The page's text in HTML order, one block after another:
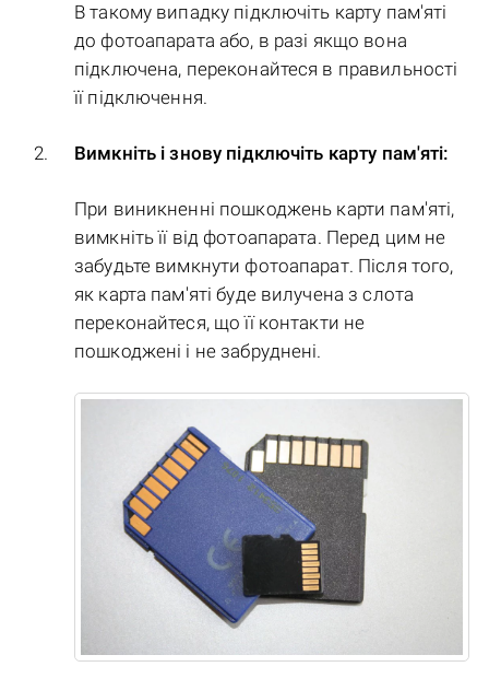
В такому випадку підключіть карту пам'яті
до фотоапарата або, в разі якщо вона
підключена, переконайтеся в правильності
її підключення.
Вимкніть і знову підключіть карту пам'яті:
При виникненні пошкоджень карти пам'яті,
вимкніть її від фотоапарата. Перед цим не
забудьте вимкнути фотоапарат. Після того,
як карта пам'яті буде вилучена з слота
переконайтеся, що її контакти не
пошкоджені і не забруднені.